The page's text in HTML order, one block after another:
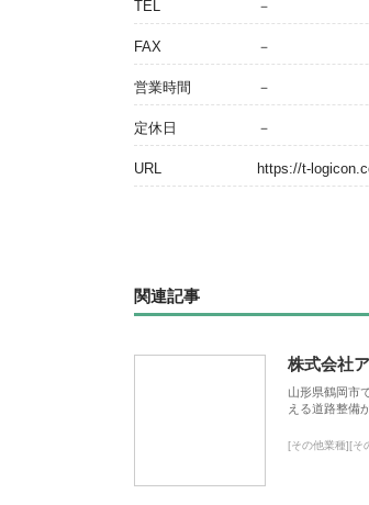
TEL －
FAX －
営業時間 －
定休日 －
URL https://t-
関連記事
株式会社
山形県鶴岡市
える道路整備
[その他業種][そ